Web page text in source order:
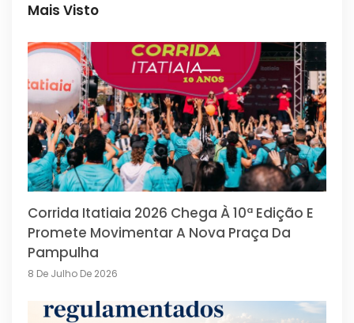
Mais Visto
Corrida Itatiaia 2026 Chega À 10ª Edição E
Promete Movimentar A Nova Praça Da
Pampulha
8 De Julho De 2026